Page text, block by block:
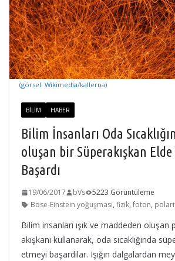
(görsel: Wikimedia/kallerna)
BILIM HABER
Bilim İnsanları Oda
oluşan bir Süperakışkan
Başardı
19/06/2017 bVs
5223 Görüntüleme
Bose-Einstein yoğuşması, fizik, foton,
Bilim insanları ışık ve maddeden
akışkanı kullanarak, oda sıcaklığında
etmeyi başardılar. Işığın dalgalardan